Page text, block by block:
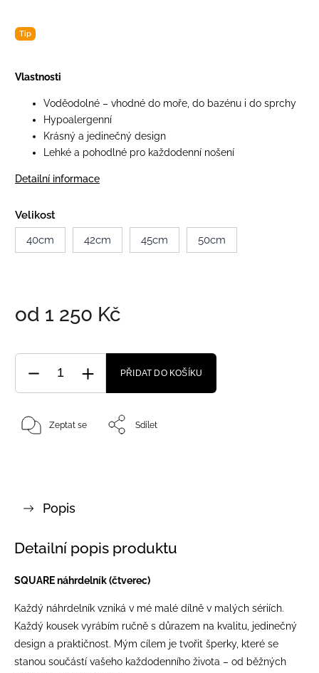
Vlastnosti
Voděodolné – vhodné do moře, do bazénu i do sprchy
Hypoalergenní
Krásný a jedinečný design
Lehké a pohodlné pro každodenní nošení
Detailní informace
Tip
Velikost
40cm
42cm 45cm 50cm
od 1 250 Kč
PŘIDAT DO KOŠÍKU
Zeptat se Sdílet
Popis
Detailní popis produktu
SQUARE náhrdelník (čtverec)
Každý náhrdelník vzniká v mé malé dílně v malých sériích.
Každý kousek vyrábím ručně s důrazem na kvalitu, jedinečný
design a praktičnost. Mým cílem je tvořit šperky, které se
stanou součástí vašeho každodenního života – od běžných